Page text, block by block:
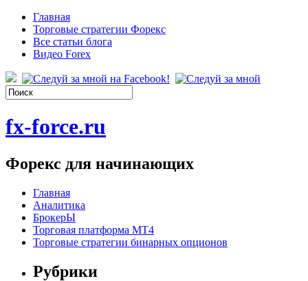
Главная
Торговые стратегии Форекс
Все статьи блога
Видео Forex
fx-force.ru
Форекс для начинающих
Главная
Аналитика
БрокерЫ
Торговая платформа МТ4
Торговые стратегии бинарных опционов
Рубрики